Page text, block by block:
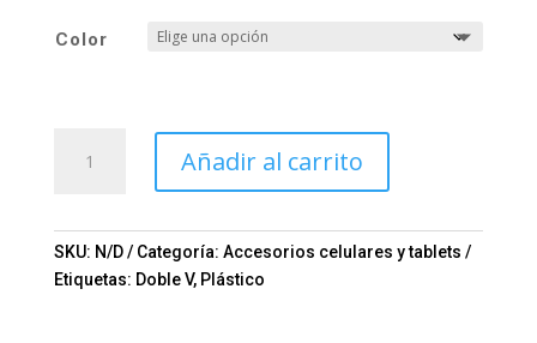
Color
celular
Mod.
02-
Añadir al carrito
SKU: N/D Categoría: Accesorios celulares y tablets
Etiquetas: Doble V, Plástico